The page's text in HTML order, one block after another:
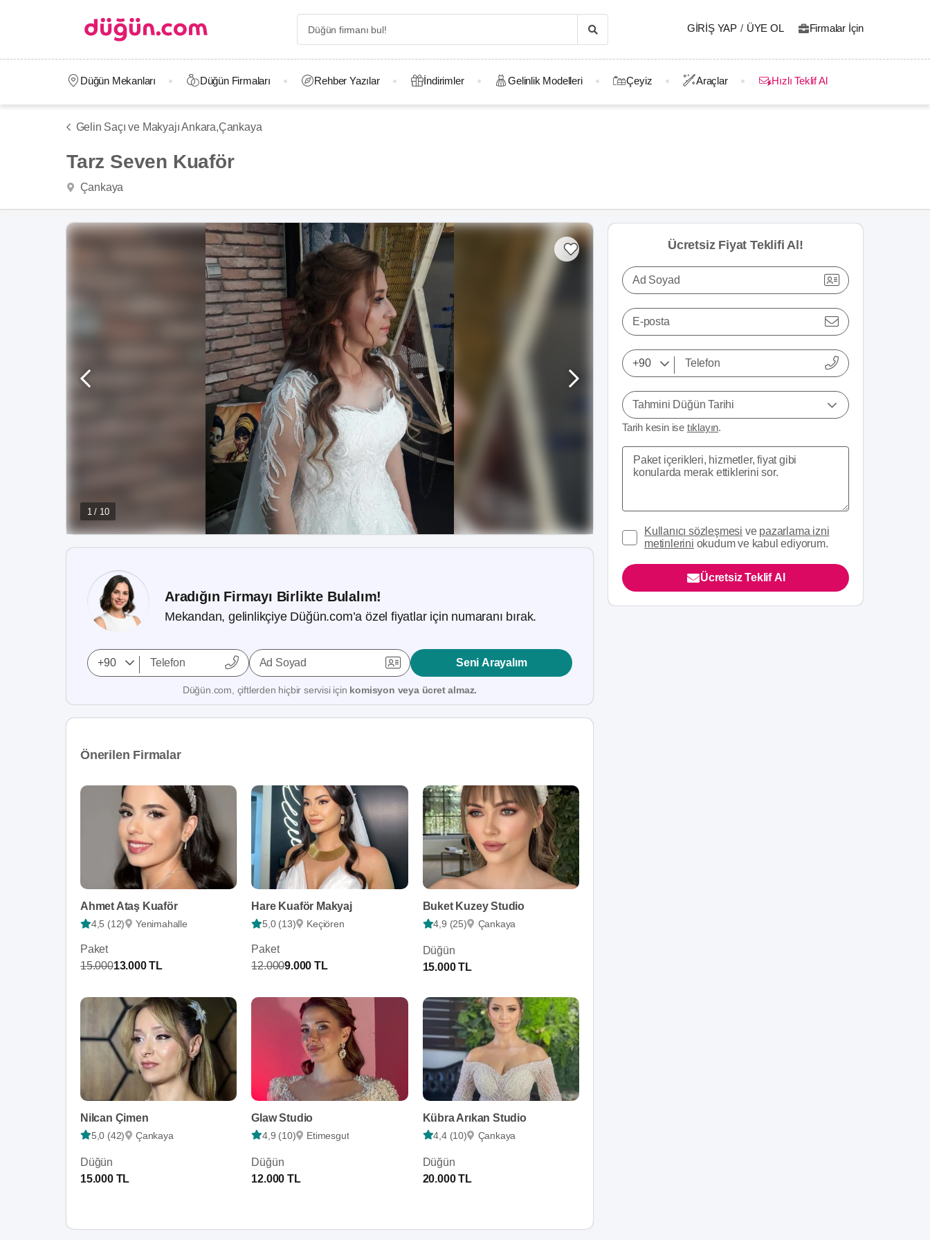
GIRIŞ YAP / ÜYE OL Firmalar İçin
Düğün Mekanları Düğün Firmaları Rehber Yazılar İndirimler Gelinlik Modelleri Çeyiz Araçlar Hızlı Teklif Al
Gelin Saçı ve Makyajı Ankara,Çankaya
Tarz Seven Kuaför
Çankaya
1 / 10
Aradığın Firmayı Birlikte Bulalım!
Mekandan, gelinlikçiye Düğün.com’a özel fiyatlar için numaranı bırak.
Ad Soyad Seni Arayalım
Düğün.com, çiftlerden hiçbir servisi için komisyon veya ücret almaz.
Önerilen Firmalar
Ahmet Ataş Kuaför
4,5 (12) Yenimahalle
Paket
15.00013.000 TL
Hare Kuaför Makyaj
5,0 (13) Keçiören
Paket
12.0009.000 TL
Buket Kuzey Studio
4,9 (25) Çankaya
Düğün
15.000 TL
Nilcan Çimen
5,0 (42) Çankaya
Düğün
15.000 TL
Glaw Studio
4,9 (10) Etimesgut
Düğün
12.000 TL
Kübra Arıkan Studio
4,4 (10) Çankaya
Düğün
20.000 TL
Ücretsiz Fiyat Teklifi Al!
Ad Soyad
E-posta
Tahmini Düğün Tarihi
Tarih kesin ise tıklayın.
Kullanıcı sözleşmesi ve pazarlama izni
metinlerini okudum ve kabul ediyorum.
Ücretsiz Teklif Al